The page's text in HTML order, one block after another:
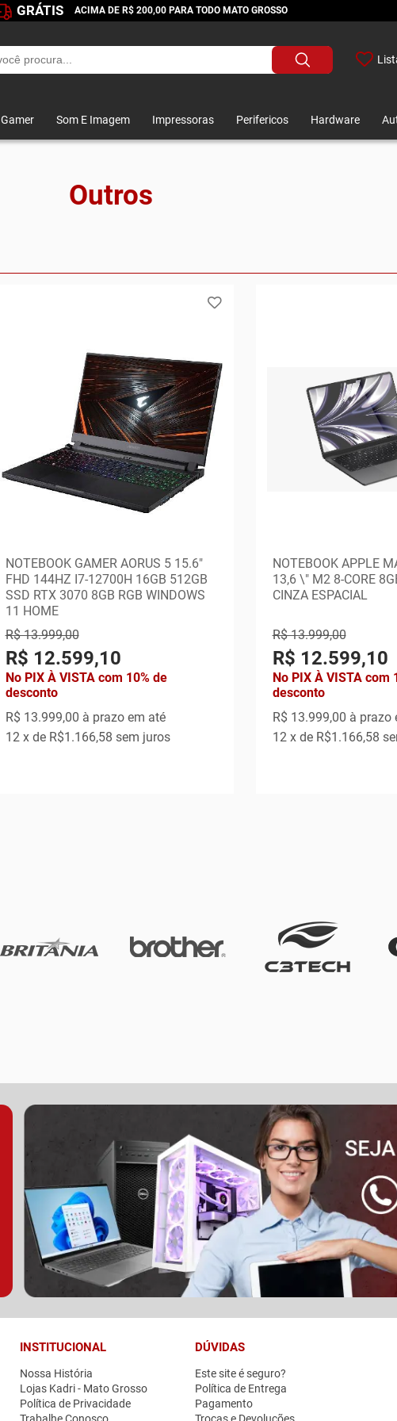
GRÁTIS ACIMA DE R$ 200,00 PARA TODO MATO GROSSO
Gamer Som E Imagem Impressoras Perifericos Hardware
Outros
NOTEBOOK GAMER AORUS 5 15.6"
FHD 144HZ I7-12700H 16GB 512GB
SSD RTX 3070 8GB RGB WINDOWS
11 HOME
R$ 13.999,00
R$ 12.599,10
No PIX À VISTA com 10% de
desconto
R$ 13.999,00 à prazo em até
12x de R$1.166,58 sem juros
NOTEBOOK APPLE
13,6 \" M2 8-CORE
CINZA ESPACIAL
R$ 13.999,00
R$ 12.599,10
No PIX À VISTA com
desconto
R$ 13.999,00 à prazo
12x de R$1.166,58
INSTITUCIONAL
Nossa História
Lojas Kadri - Mato Grosso
Política de Privacidade
DÚVIDAS
Este site é seguro?
Política de Entrega
Pagamento